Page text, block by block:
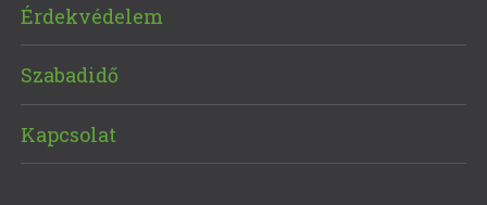
Érdekvédelem
Szabadidő
Kapcsolat